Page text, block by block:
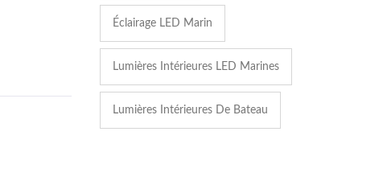
Éclairage LED Marin
Lumières Intérieures LED Marines
Lumières Intérieures De Bateau